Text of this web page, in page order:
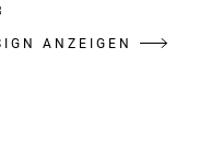
ANZEIGEN